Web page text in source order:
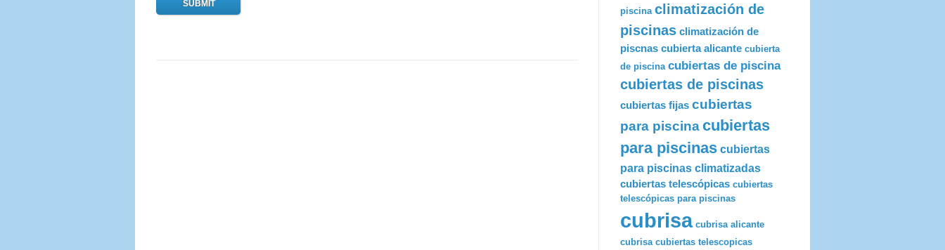
piscina climatización de
piscinas climatización de
piscnas cubierta alicante cubierta
de piscina cubiertas de piscina
cubiertas de piscinas
cubiertas fijas cubiertas
para piscinacubiertas
para piscinas cubiertas
para piscinas climatizadas
cubiertas telescópicas cubiertas
telescópicas para piscinas
cubrisa cubrisa alicante
cubrisa cubiertas telescopicas